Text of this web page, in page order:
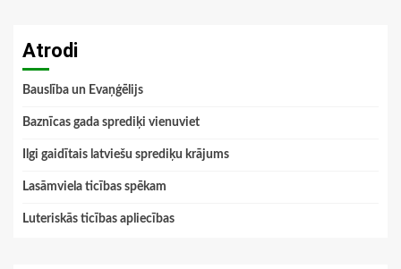
Atrodi
Bauslība un Evaņģēlijs
Baznīcas gada sprediķi vienuviet
Ilgi gaidītais latviešu sprediķu krājums
Lasāmviela ticības spēkam
Luteriskās ticības apliecības